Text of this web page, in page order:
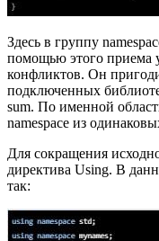
Здесь в группу
помощью этого приема
конфликтов. Он
подключенных
sum. По именной
namespace из
Для сокращения
директива Using. В
так: